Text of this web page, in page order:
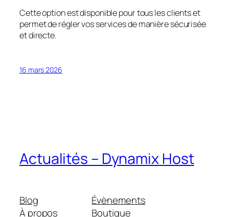
Cette option est disponible pour tous les clients et
permet de régler vos services de manière sécurisée
et directe.
16 mars 2026
Actualités – Dynamix Host
Blog
À propos
Évènements
Boutique